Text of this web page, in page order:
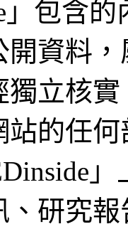
」包含
開資料
獨立核
站的任
、研究